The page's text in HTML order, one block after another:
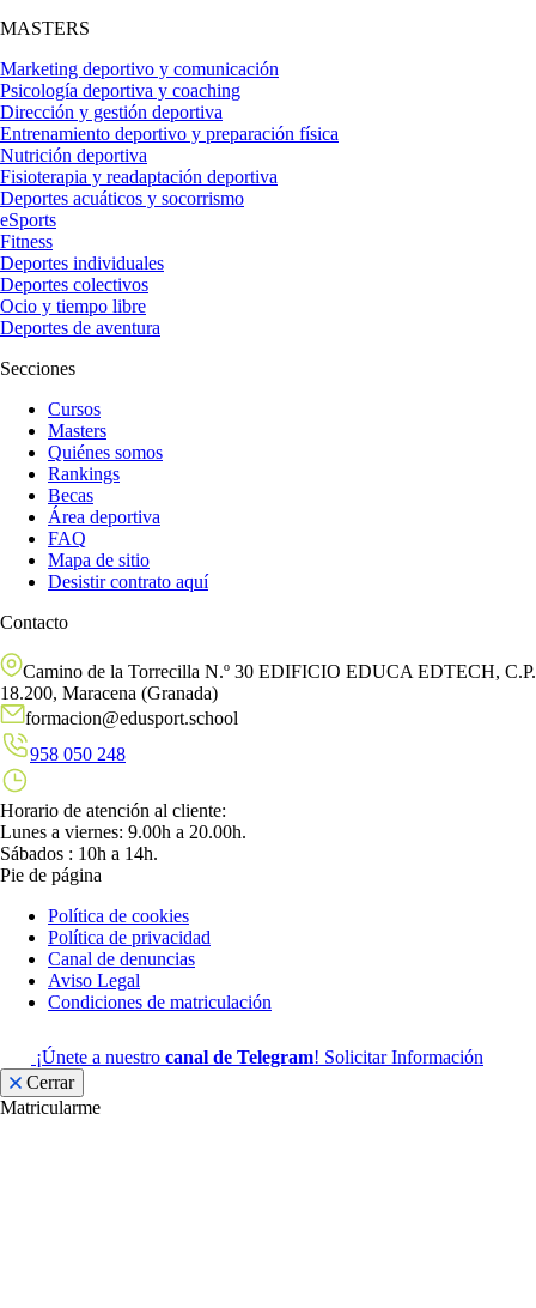
MASTERS
Marketing deportivo y comunicación
Psicología deportiva y coaching
Dirección y gestión deportiva
Entrenamiento deportivo y preparación física
Nutrición deportiva
Fisioterapia y readaptación deportiva
Deportes acuáticos y socorrismo
eSports
Fitness
Deportes individuales
Deportes colectivos
Ocio y tiempo libre
Deportes de aventura
Secciones
Cursos
Masters
Quiénes somos
Rankings
Becas
Área deportiva
FAQ
Mapa de sitio
Desistir contrato aquí
Contacto
Camino de la Torrecilla N.º 30 EDIFICIO EDUCA EDTECH, C.P.
18.200, Maracena (Granada)
formacion@edusport.school
958 050 248
Horario de atención al cliente:
Lunes a viernes: 9.00h a 20.00h.
Sábados : 10h a 14h.
Pie de página
Política de cookies
Política de privacidad
Canal de denuncias
Aviso Legal
Condiciones de matriculación
¡Únete a nuestro canal de Telegram! Solicitar Información
Cerrar
Matricularme